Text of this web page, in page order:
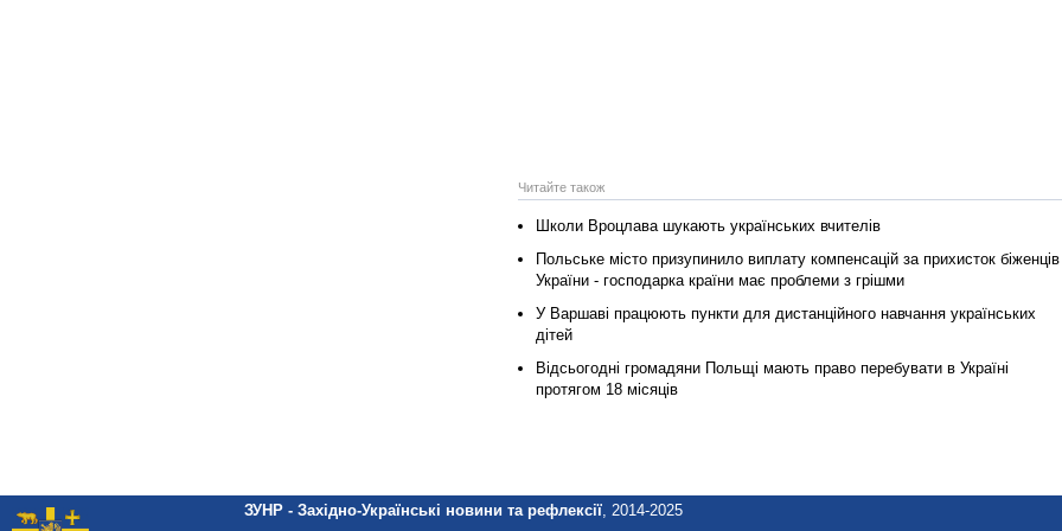
Читайте також
Школи Вроцлава шукають українських вчителів
Польське місто призупинило виплату компенсацій за прихисток
України ‑ господарка країни має проблеми з грішми
У Варшаві працюють пункти для дистанційного навчання українських
дітей
Відсьогодні громадяни Польщі мають право перебувати в Україні
протягом 18 місяців
ЗУНР - Західно-Українські новини та рефлексії, 2014-2025